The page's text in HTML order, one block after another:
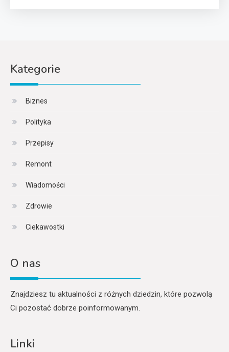
Kategorie
Biznes
Polityka
Przepisy
Remont
Wiadomości
Zdrowie
Ciekawostki
O nas
Znajdziesz tu aktualności z różnych dziedzin, które pozwolą
Ci pozostać dobrze poinformowanym.
Linki